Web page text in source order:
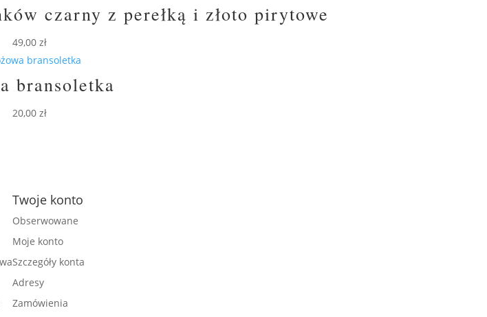
czarny z perełką i złoto pirytowe
49,00 zł
bransoletka
20,00 zł
Twoje konto
Obserwowane
Moje konto
Szczegóły konta
Adresy
Zamówienia